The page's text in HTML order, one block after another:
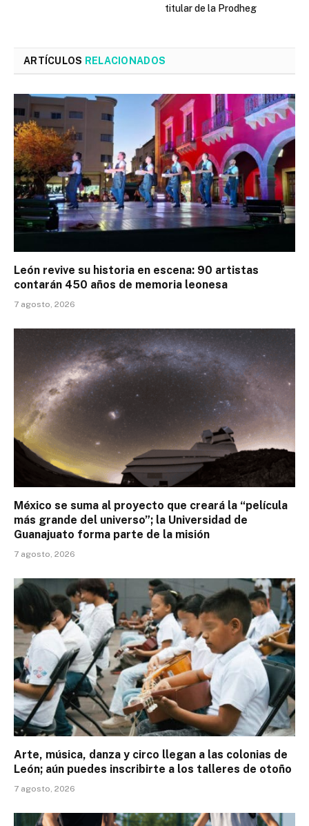
titular de la Prodheg
ARTÍCULOS RELACIONADOS
León revive su historia en escena: 90 artistas
contarán 450 años de memoria leonesa
7 agosto, 2026
México se suma al proyecto que creará la “película
más grande del universo”; la Universidad de
Guanajuato forma parte de la misión
7 agosto, 2026
Arte, música, danza y circo llegan a las colonias de
León; aún puedes inscribirte a los talleres de otoño
7 agosto, 2026